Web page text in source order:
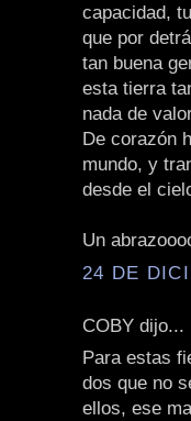
capacidad,
que por
tan buena
esta tierra
nada de
De corazón
mundo, y
desde el
Un
24 DE
COBY dijo...
Para estas
dos que no
ellos, ese